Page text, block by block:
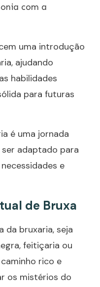
com a
uma introdução
ajudando
habilidades
para futuras
é uma jornada
adaptado para
e
de Bruxa
da bruxaria, seja
feitiçaria ou
rico e
os mistérios do